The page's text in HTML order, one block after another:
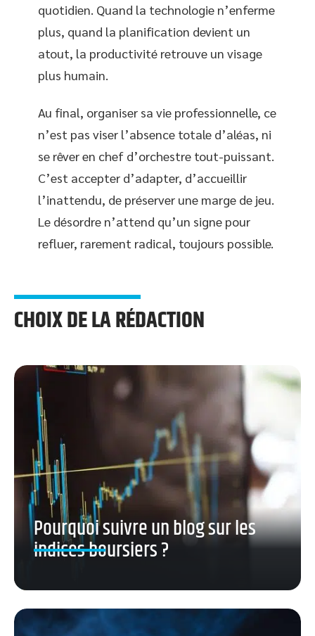
quotidien. Quand la technologie n’enferme
plus, quand la planification devient un
atout, la productivité retrouve un visage
plus humain.
Au final, organiser sa vie professionnelle, ce
n’est pas viser l’absence totale d’aléas, ni
se rêver en chef d’orchestre tout-puissant.
C’est accepter d’adapter, d’accueillir
l’inattendu, de préserver une marge de jeu.
Le désordre n’attend qu’un signe pour
refluer, rarement radical, toujours possible.
CHOIX DE LA RÉDACTION
Pourquoi suivre un blog sur les
indices boursiers ?